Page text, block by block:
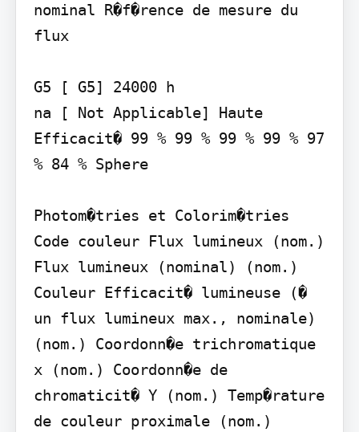
nominal R�f�rence de mesure du
flux
G5 [ G5] 24000 h
na [ Not Applicable] Haute
Efficacit� 99 % 99 % 99 % 99 % 97
% 84 % Sphere
Photom�tries et Colorim�tries
Code couleur Flux lumineux (nom.)
Flux lumineux (nominal) (nom.)
Couleur Efficacit� lumineuse (�
un flux lumineux max., nominale)
(nom.) Coordonn�e trichromatique
x (nom.) Coordonn�e de
chromaticit� Y (nom.) Temp�rature
de couleur proximale (nom.)